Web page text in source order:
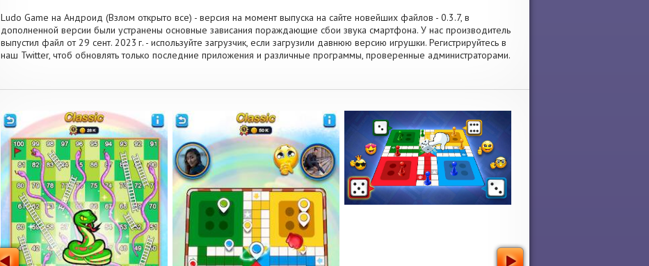
Ludo Game на Андроид (Взлом открыто все) - версия на момент выпуска на сайте новейших файлов - 0.3.7, в
дополненной версии были устранены основные зависания пораждающие сбои звука смартфона. У нас производитель
выпустил файл от 29 сент. 2023 г. - используйте загрузчик, если загрузили давнюю версию игрушки. Регистрируйтесь в
наш Twitter, чтоб обновлять только последние приложения и различные программы, проверенные администраторами.